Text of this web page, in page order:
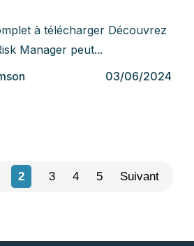
à télécharger Découvrez
Manager peut...
03/06/2024
2 3 4 5 Suivant